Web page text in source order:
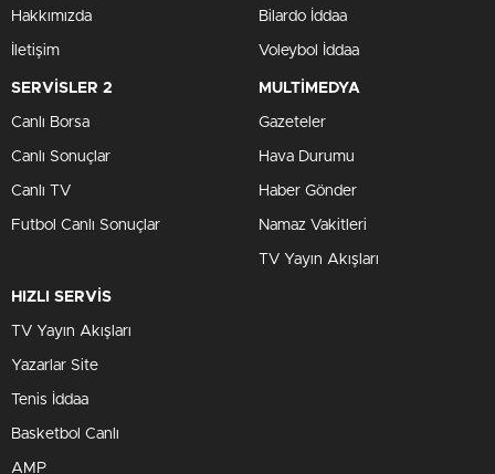
Hakkımızda
İletişim
Bilardo İddaa
Voleybol İddaa
SERVİSLER 2
Canlı Borsa
Canlı Sonuçlar
Canlı TV
Futbol Canlı Sonuçlar
MULTİMEDYA
Gazeteler
Hava Durumu
Haber Gönder
Namaz Vakitleri
TV Yayın Akışları
HIZLI SERVİS
TV Yayın Akışları
Yazarlar Site
Tenis İddaa
Basketbol Canlı
AMP